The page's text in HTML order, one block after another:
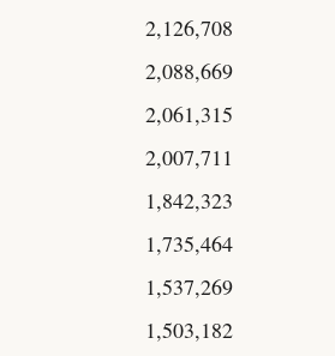
2,126,708
2,088,669
2,061,315
2,007,711
1,842,323
1,735,464
1,537,269
1,503,182